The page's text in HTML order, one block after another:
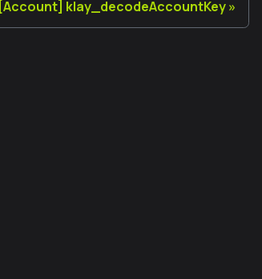
[Account] klay_decodeAccountKey